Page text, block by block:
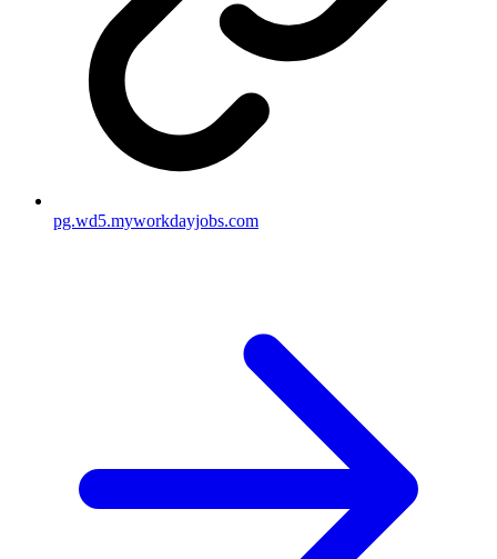
pg.wd5.myworkdayjobs.com